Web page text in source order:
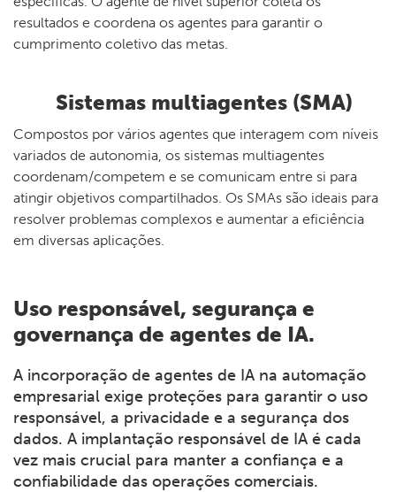
resultados e coordena os agentes para garantir o
cumprimento coletivo das metas.
Sistemas multiagentes (SMA)
Compostos por vários agentes que interagem com níveis
variados de autonomia, os sistemas multiagentes
coordenam/competem e se comunicam entre si para
atingir objetivos compartilhados. Os SMAs são ideais para
resolver problemas complexos e aumentar a eficiência
em diversas aplicações.
Uso responsável, segurança e
governança de agentes de IA.
A incorporação de agentes de IA na automação
empresarial exige proteções para garantir o uso
responsável, a privacidade e a segurança dos
dados. A implantação responsável de IA é cada
vez mais crucial para manter a confiança e a
confiabilidade das operações comerciais.